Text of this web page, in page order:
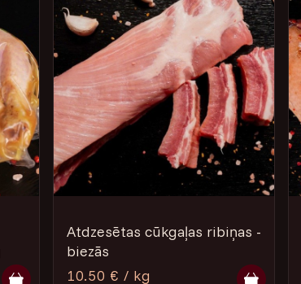
Atdzesētas cūkgaļas ribiņas -
biezās
10.50 € / kg